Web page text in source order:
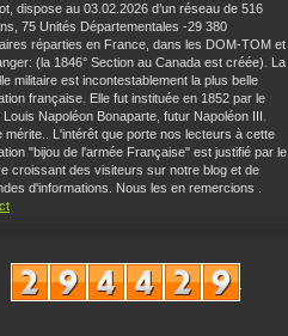
dispose au 03.02.2026 d’un réseau de 516
75 Unités Départementales -29 380
réparties en France, dans les DOM-TOM et
(la 1846° Section au Canada est créée). La
militaire est incontestablement la plus belle
française. Elle fut instituée en 1852 par le
Napoléon Bonaparte, futur Napoléon III.
mérite.. L'intérêt que porte nos lecteurs à cette
"bijou de l'armée Française" est justifié par le
croissant des visiteurs sur notre blog et de
d'informations. Nous les en remercions .